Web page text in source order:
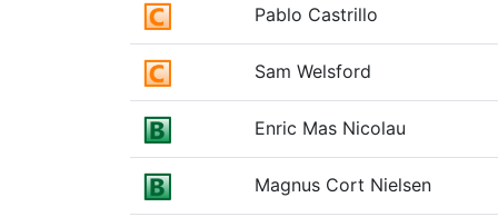
Pablo Castrillo
Sam Welsford
Enric Mas Nicolau
Magnus Cort Nielsen